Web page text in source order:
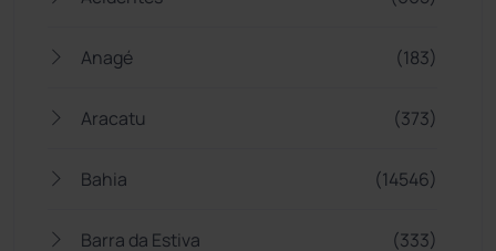
Anagé (183)
Aracatu (373)
Bahia (14546)
Barra da Estiva (333)